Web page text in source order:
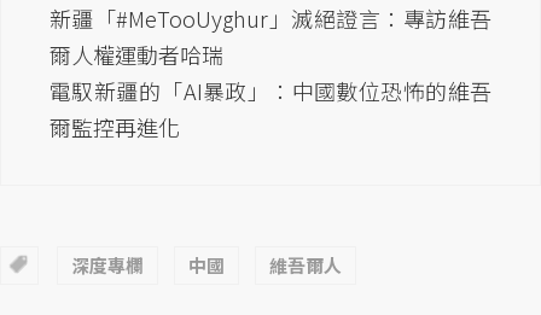
新疆「#MeTooUyghur」滅絕證言：專訪維吾
爾人權運動者哈瑞
電馭新疆的「AI暴政」：中國數位恐怖的維吾
爾監控再進化
深度專欄 中國 維吾爾人